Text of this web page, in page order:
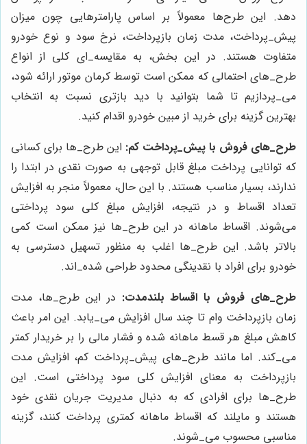
دهد. این طرح‌ها معمولاً بر اساس پارامترهایی چون میزان
پیش‌_پرداخت، مدت زمان بازپرداخت، نرخ سود و نوع خودرو
متفاوت هستند. در این بخش، به مقایسه‌_ای کلی از انواع
طرح‌_های احتمالی که ممکن است توسط کرمان موتور ارائه شود،
می‌_پردازیم تا شما بتوانید با دید بازتری نسبت به انتخاب
بهترین گزینه برای خرید از مبین خودرو اقدام کنید.
طرح‌_های فروش با پیش‌_پرداخت کم: این طرح‌_ها برای کسانی
که توانایی پرداخت مبلغ قابل توجهی به صورت نقدی در ابتدا را
ندارند، بسیار مناسب هستند. با این حال، معمولاً منجر به افزایش
تعداد اقساط و در نتیجه، افزایش مبلغ کلی سود پرداختی
می‌شوند. اقساط ماهانه در این طرح‌_ها نیز ممکن است کمی
بالاتر باشد. این طرح‌_ها اغلب به منظور تسهیل دسترسی به
خودرو برای افراد با نقدینگی محدود طراحی شده‌_اند.
طرح‌_های فروش با اقساط بلندمدت: در این طرح‌_ها، مدت
زمان بازپرداخت وام تا چند سال افزایش می‌_یابد. این امر باعث
کاهش مبلغ هر قسط ماهانه شده و فشار مالی را بر خریدار کمتر
می‌_کند. اما مانند طرح‌_های پیش‌_پرداخت کم، افزایش مدت
بازپرداخت به معنای افزایش کلی سود پرداختی است. این
طرح‌_ها برای افرادی که به دنبال مدیریت جریان نقدی خود
هستند و مایلند که اقساط ماهانه کمتری پرداخت کنند، گزینه
مناسبی محسوب می‌_شوند.